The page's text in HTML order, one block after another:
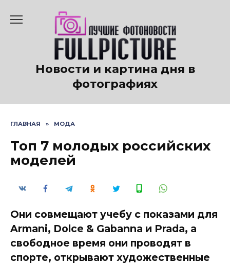
содержанию
Новости и картина дня в
фотографиях
ГЛАВНАЯ » МОДА
Топ 7 молодых российских
моделей
Они совмещают учебу с показами для
Armani, Dolce & Gabanna и Prada, а
свободное время они проводят в
спорте, открывают художественные